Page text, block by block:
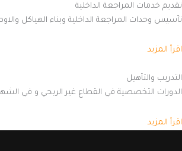
تقديم خدمات المراجعة الداخلية
تأسيس وحدات المراجعة الداخلية وبناء الهياكل
اقرأ المزيد
التدريب والتأهيل
الدورات التخصصية في القطاع غير الربحي و في
اقرأ المزيد